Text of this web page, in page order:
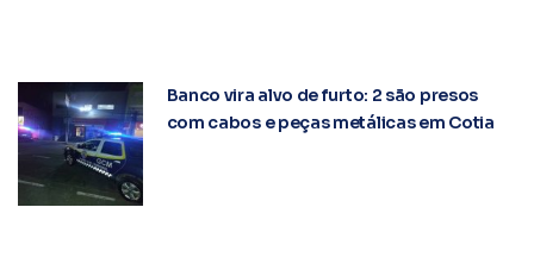
Banco vira alvo de furto: 2 são presos
com cabos e peças metálicas em Cotia